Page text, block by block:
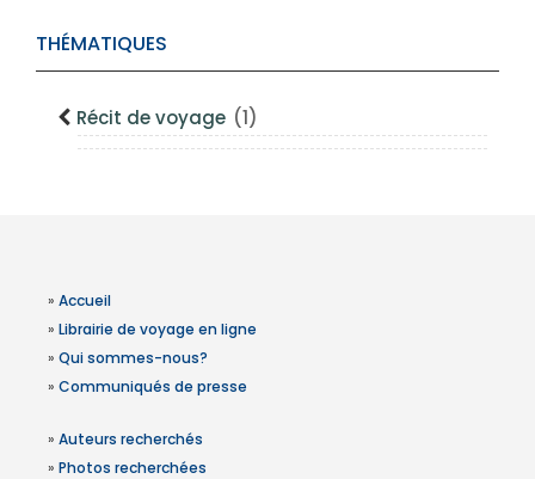
THÉMATIQUES
Récit de voyage (1)
» Accueil
» Librairie de voyage en ligne
» Qui sommes-nous?
» Communiqués de presse
» Auteurs recherchés
» Photos recherchées